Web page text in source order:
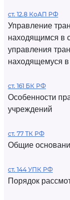
ст. 12.8 КоАП РФ
Управление
находящимся в
управления
находящемуся в
ст. 161 БК РФ
Особенности
учреждений
ст. 77 ТК РФ
Общие
ст. 144 УПК РФ
Порядок